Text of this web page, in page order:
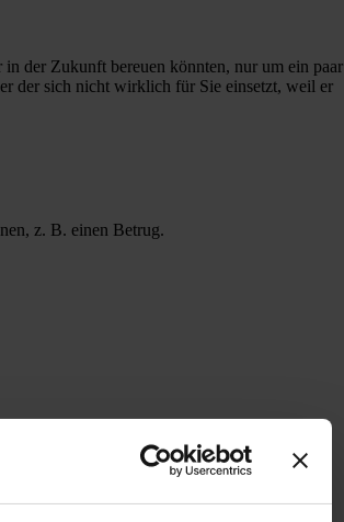
der Zukunft bereuen könnten, nur um ein paar
der sich nicht wirklich für Sie einsetzt, weil er
z. B. einen Betrug.
Betrugs werden könnten. Nicht einmal die